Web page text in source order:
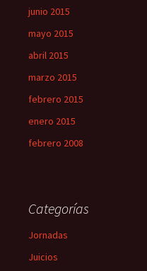
junio 2015
mayo 2015
abril 2015
marzo 2015
febrero 2015
enero 2015
febrero 2008
Categorías
Jornadas
Juicios